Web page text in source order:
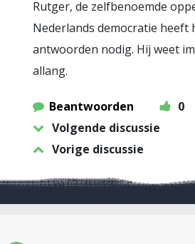
Rutger, de zelfbenoemde
Nederlands democratie heeft
antwoorden nodig. Hij weet
allang.
Beantwoorden
0
Volgende discussie
Vorige discussie